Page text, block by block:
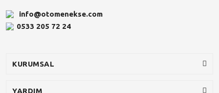
info@otomenekse.com
0533 205 72 24
KURUMSAL
YARDIM